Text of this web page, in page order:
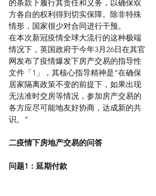
的条款下履行其责任和义务，以确保双
方各自的权利得到切实保障。除非特殊
情形，国家很少对合同进行干预。
在本次新冠疫情全球大流行的这种极端
情况下，英国政府于今年3月26日在其官
网发布了疫情爆发下房产交易的指导性
文件「1」，其核心指导精神是“在确保
居家隔离政策不变的前提下，如果出现
无法准时交房等情况，参加房产交易的
各方应尽可能地友好协商，达成新的共
识。”
二疫情下房地产交易的问答
问题1：延期付款